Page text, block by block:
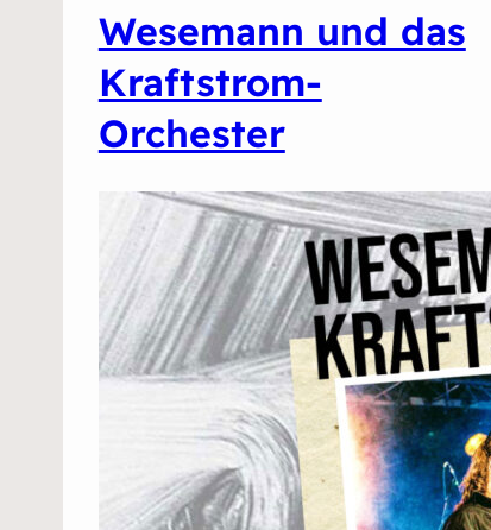
Wesemann und das
Kraftstrom-
Orchester